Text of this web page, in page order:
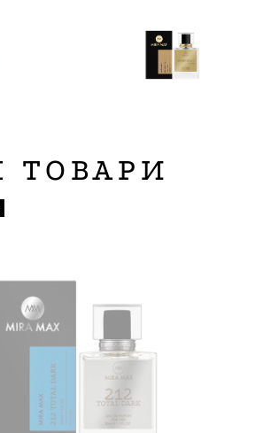
ТОВАРИ